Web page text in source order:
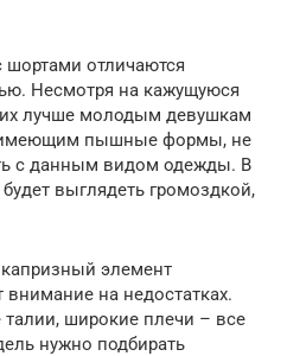
отличаются
Несмотря на кажущуюся
их лучше молодым девушкам
пышные формы, не
с данным видом одежды. В
выглядеть громоздкой,
элемент
внимание на недостатках.
талии, широкие плечи – все
нужно подбирать